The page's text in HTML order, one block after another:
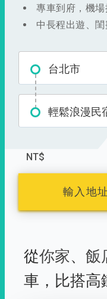
專車到府，機場
中長程出遊、
台北市
輕鬆浪漫民
NT$
輸入地
從你家、 飯
車， 比搭高